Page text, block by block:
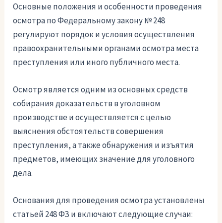
Основные положения и особенности проведения
осмотра по Федеральному закону № 248
регулируют порядок и условия осуществления
правоохранительными органами осмотра места
преступления или иного публичного места.
Осмотр является одним из основных средств
собирания доказательств в уголовном
производстве и осуществляется с целью
выяснения обстоятельств совершения
преступления, а также обнаружения и изъятия
предметов, имеющих значение для уголовного
дела.
Основания для проведения осмотра установлены
статьей 248 ФЗ и включают следующие случаи: